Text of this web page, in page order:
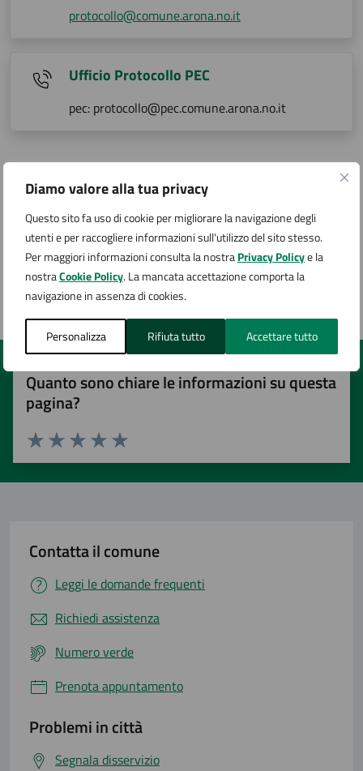
Diamo valore alla tua privacy
Questo sito fa uso di cookie per migliorare la navigazione degli
utenti e per raccogliere informazioni sull'utilizzo del sito stesso.
Per maggiori informazioni consulta la nostraPrivacy Policye la
nostraCookie Policy. La mancata accettazione comporta la
navigazione in assenza di cookies.
Personalizza Rifiuta tutto Accettare tutto
protocollo@comune.arona.no.it
Ufficio Protocollo PEC
pec: protocollo@pec.comune.arona.no.it
Ulteriori informazioni
ORARIO DI RICEVIMENTO:
Lunedì, Mercoledì, Venerdì 9:30 - 12:30
Martedì, Giovedì 9:30 - 12:30 / 17:00 - 18:00
L'ufficio si trova al 3° piano
Quanto sono chiare le informazioni su questa
pagina?
Valuta 5 stelle su 5
Valuta 4 stelle su 5
Valuta 3 stelle su 5
Valuta 2 stelle su 5
Valuta 1 stelle su 5
Contatta il comune
Leggi le domande frequenti
Richiedi assistenza
Numero verde
Prenota appuntamento
Problemi in città
Segnala disservizio